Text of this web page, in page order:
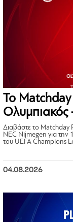
Το
Ολυμπιακός
Διαβάστε το Matchday
NEC Nijmegen για την
του UEFA Champions
04.08.2026